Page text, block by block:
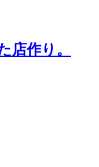
店作り。